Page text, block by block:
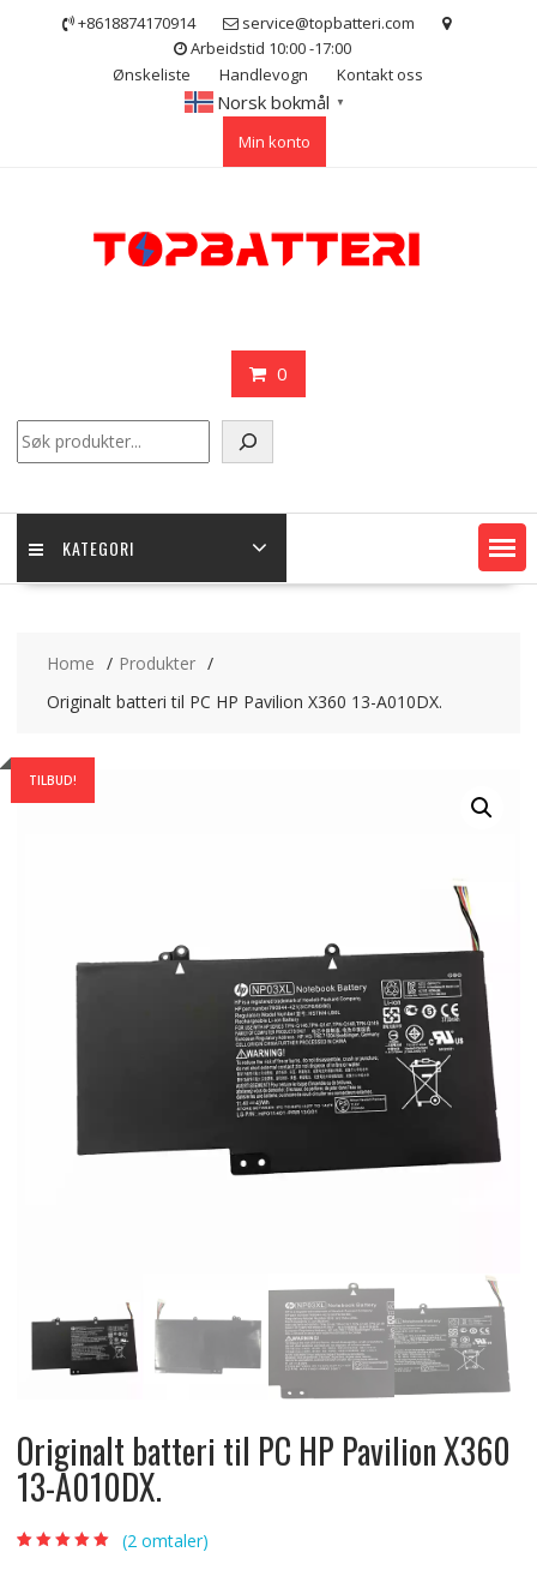
+8618874170914
service@topbatteri.com
Arbeidstid 10:00 -17:00
Ønskeliste
Handlevogn Kontakt oss
Norsk bokmål ▼
Min konto
0
KATEGORI
Home
Produkter
Originalt batteri til PC HP Pavilion X360 13-A010DX.
TILBUD!
Originalt batteri til PC HP Pavilion X360
13-A010DX.
(2omtaler)